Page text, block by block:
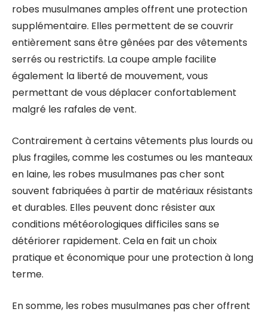
robes musulmanes amples offrent une protection
supplémentaire. Elles permettent de se couvrir
entièrement sans être gênées par des vêtements
serrés ou restrictifs. La coupe ample facilite
également la liberté de mouvement, vous
permettant de vous déplacer confortablement
malgré les rafales de vent.
Contrairement à certains vêtements plus lourds ou
plus fragiles, comme les costumes ou les manteaux
en laine, les robes musulmanes pas cher sont
souvent fabriquées à partir de matériaux résistants
et durables. Elles peuvent donc résister aux
conditions météorologiques difficiles sans se
détériorer rapidement. Cela en fait un choix
pratique et économique pour une protection à long
terme.
En somme, les robes musulmanes pas cher offrent